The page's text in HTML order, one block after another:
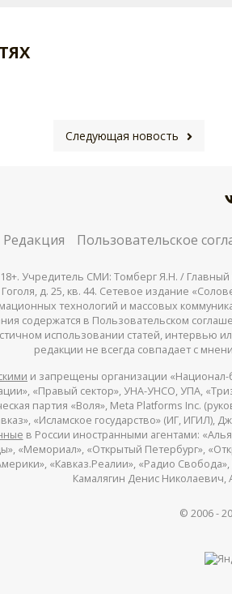
Следующая новость
Редакция Пользовательское
Учредитель СМИ: Томберг Я.Н. /
Гоголя, д. 25, кв. 44. Сетевое издание
технологий и массовых
содержатся в Пользовательском
использовании статей, интервью
редакции не всегда совпадает с
и запрещены организации
«Правый сектор», УНА-УНСО, УПА,
партия «Воля», Meta Platforms Inc.
«Исламское государство» (ИГ, ИГИЛ),
в России иностранными агентами:
«Мемориал», «Открытый Петербург»,
«Кавказ.Реалии», «Радио
Камалягин Денис
© 2006 -